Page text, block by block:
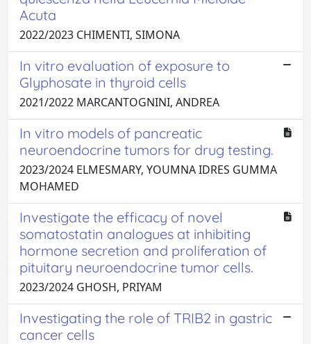
Acuta
2022/2023 CHIMENTI, SIMONA
In vitro evaluation of exposure to
Glyphosate in thyroid cells
2021/2022 MARCANTOGNINI, ANDREA
In vitro models of pancreatic
neuroendocrine tumors for drug testing.
2023/2024 ELMESMARY, YOUMNA IDRES GUMMA
MOHAMED
Investigate the efficacy of novel
somatostatin analogues at inhibiting
hormone secretion and proliferation of
pituitary neuroendocrine tumor cells.
2023/2024 GHOSH, PRIYAM
Investigating the role of TRIB2 in gastric
cancer cells